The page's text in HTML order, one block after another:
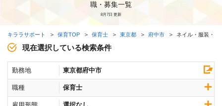
職・募集一覧
8月7日 更新
キララサポート 保育TOP 保育士 東京都 府中市 ネイル・服装・髪
現在選択している検索条件
勤務地 東京都府中市
職種 保育士